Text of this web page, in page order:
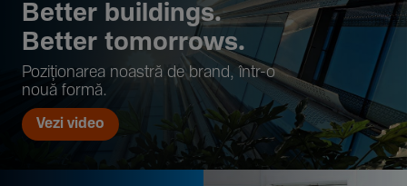
Better buil­dings.
Better tomor­rows.
Pozi­țio­narea noastră de brand, într-o
nouă formă.
Vezi video